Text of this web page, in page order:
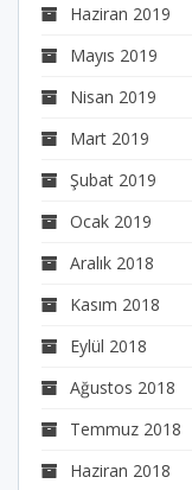
Haziran 2019
Mayıs 2019
Nisan 2019
Mart 2019
Şubat 2019
Ocak 2019
Aralık 2018
Kasım 2018
Eylül 2018
Ağustos 2018
Temmuz 2018
Haziran 2018